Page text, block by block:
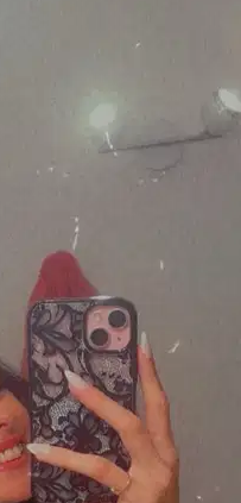
vous n’êtes pas là ?
Pour
Sittsy préserve leur
passé seuls selon vos
seul
et la durée maximale
sitter la voit et Sittsy aide à
pour les animaux souffrant
du pet sitter